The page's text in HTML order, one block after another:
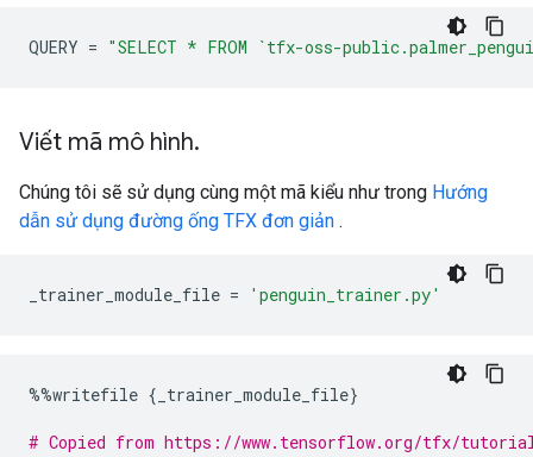
QUERY = "SELECT * FROM `tfx-oss-
Viết mã mô hình.
Chúng tôi sẽ sử dụng cùng một mã kiểu như trong Hướng
dẫn sử dụng đường ống TFX đơn giản .
_trainer_module_file = 'penguin_trainer.py'
%%writefile { _trainer_module_file}
# Copied from https://www.tensorflow.org/tfx/